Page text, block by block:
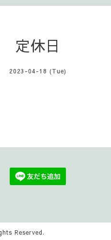
定休日
2023-04-18 (Tue)
Reserved.